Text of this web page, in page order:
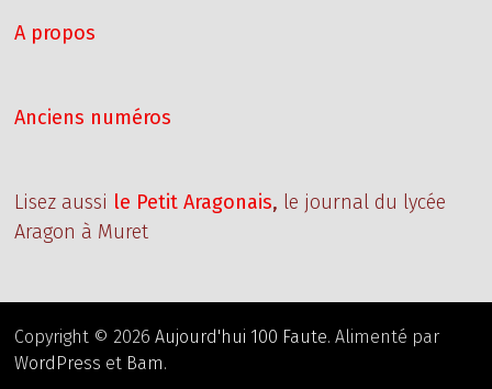
A propos
Anciens numéros
Lisez aussi le Petit Aragonais, le journal du lycée
Aragon à Muret
Copyright © 2026Aujourd'hui 100 Faute. Alimenté par
WordPress et Bam.